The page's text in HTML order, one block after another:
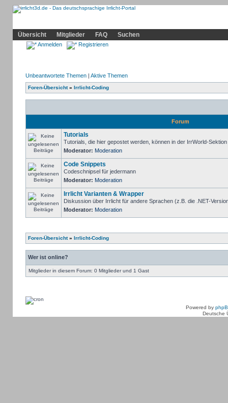
Übersicht
Mitglieder FAQ Suchen
Anmelden Registrieren
Unbeantwortete Themen| Aktive Themen
Foren-Übersicht» Irrlicht-Coding
Forum
Tutorials
Tutorials, die hier gepostet werden, können in der IrrWorld-
Moderator: Moderation
Code Snippets
Codeschnipsel für jedermann
Moderator: Moderation
Irrlicht Varianten & Wrapper
Diskussion über Irrlicht für andere Sprachen (z.B. die .NET-
Moderator: Moderation
Foren-Übersicht» Irrlicht-Coding
Wer ist online?
Mitglieder in diesem Forum: 0 Mitglieder und 1 Gast
Powered by
Deutsche